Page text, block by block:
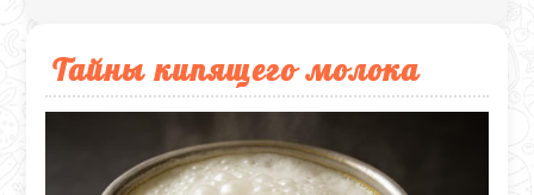
Тайны кипящего молока